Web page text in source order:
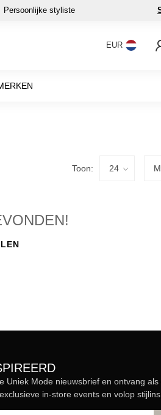
Persoonlijke styliste
EUR
Toon:
Uniek Mode nieuwsbrief en ontvang
in-store events en volop